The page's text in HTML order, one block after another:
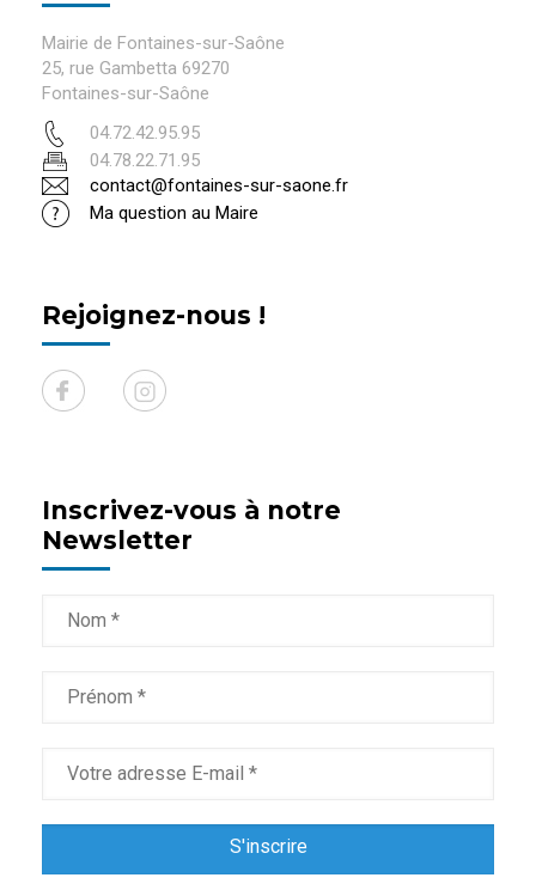
Mairie de Fontaines-sur-Saône
25, rue Gambetta 69270
Fontaines-sur-Saône
04.72.42.95.95
04.78.22.71.95
contact@fontaines-sur-saone.fr
Ma question au Maire
Rejoignez-nous !
Inscrivez-vous à notre
Newsletter